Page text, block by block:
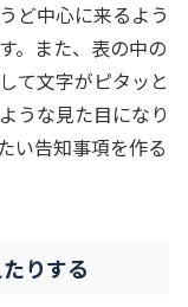
ど中心に来るよう
。また、表の中の
て文字がピタッと
うな見た目になり
い告知事項を作る
りする